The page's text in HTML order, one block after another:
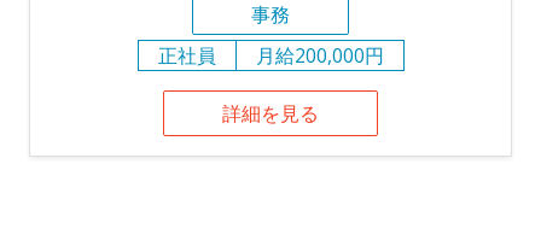
事務
正社員
月給200,000円
詳細を見る